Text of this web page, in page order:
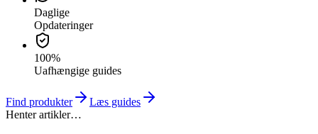
Daglige
Opdateringer
100%
Uafhængige guides
Find produkter
Læs guides
Henter artikler…